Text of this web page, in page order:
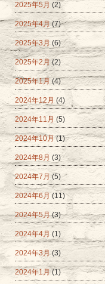
2025年5月 (2)
2025年4月(7)
2025年3月 (6)
2025年2月(2)
2025年1月(4)
2024年12月 (4)
2024年11月 (5)
2024年10月(1)
2024年8月 (3)
2024年7月(5)
2024年6月 (11)
2024年5月(3)
2024年4月 (1)
2024年3月(3)
2024年1月 (1)